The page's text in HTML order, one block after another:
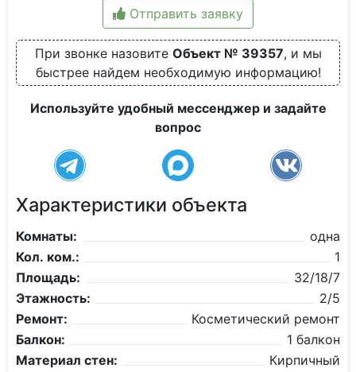
Отправить заявку
При звонке назовите Объект № 39357, и мы
быстрее найдем необходимую информацию!
Используйте удобный мессенджер и задайте
вопрос
Характеристики объекта
Комнаты:
одна
Кол. ком.:
1
Площадь:
32/18/7
Этажность:
2/5
Ремонт:
Косметический ремонт
Балкон:
1 балкон
Материал стен:
Кирпичный